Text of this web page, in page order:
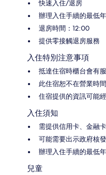
快速入住/退房
辦理入住手續的最低
退房時間：12:00
提供零接觸退房服務
入住特別注意事項
抵達住宿時櫃台會有
此住宿恕不在營業時
住宿提供的資訊可能
入住須知
需提供信用卡、金融
可能需要出示政府核
辦理入住手續的最低
兒童